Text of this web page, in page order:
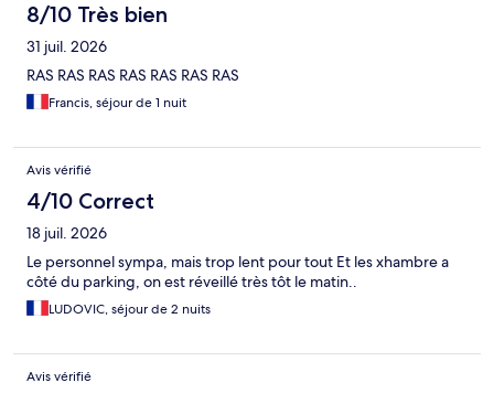
8/10 Très bien
31 juil. 2026
RAS RAS RAS RAS RAS RAS RAS
Francis, séjour de 1 nuit
Avis vérifié
4/10 Correct
18 juil. 2026
Le personnel sympa, mais trop lent pour tout Et les xhambre a
côté du parking, on est réveillé très tôt le matin..
LUDOVIC, séjour de 2 nuits
Avis vérifié